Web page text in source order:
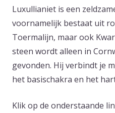
Luxullianiet is een
voornamelijk bestaat uit
Toermalijn, maar ook
steen wordt alleen in
gevonden. Hij verbindt je
het basischakra en het
Klik op de onderstaande